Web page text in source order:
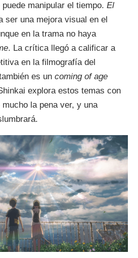
manipular el tiempo. El
ser una mejora visual en el
en la trama no haya
. La crítica llegó a calificar a
en la filmografía del
es un coming of age
explora estos temas con
la pena ver, y una